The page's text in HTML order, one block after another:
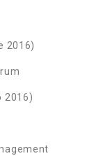
2016)
2016)